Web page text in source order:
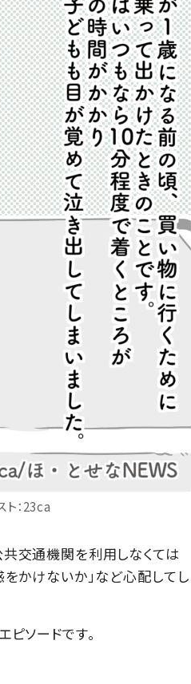
：23ca
交通機関を利用しなくては
かけないか」など心配してし
ソードです。